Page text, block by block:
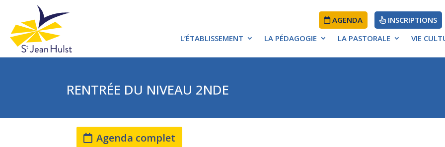
AGENDA
INSCRIPTIONS
L’ÉTABLISSEMENT
PROJET D’ÉTABLISSEMENT
LA PÉDAGOGIE LA PASTORALE VIE
RENTRÉE DU NIVEAU 2NDE
Agenda complet